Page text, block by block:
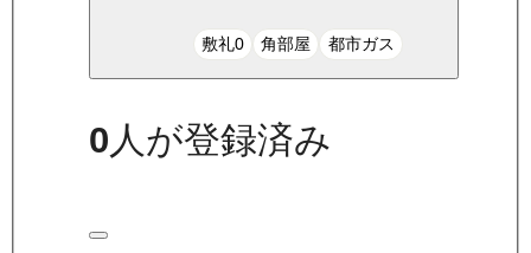
敷礼0 角部屋 都市ガス
0 人が登録済み